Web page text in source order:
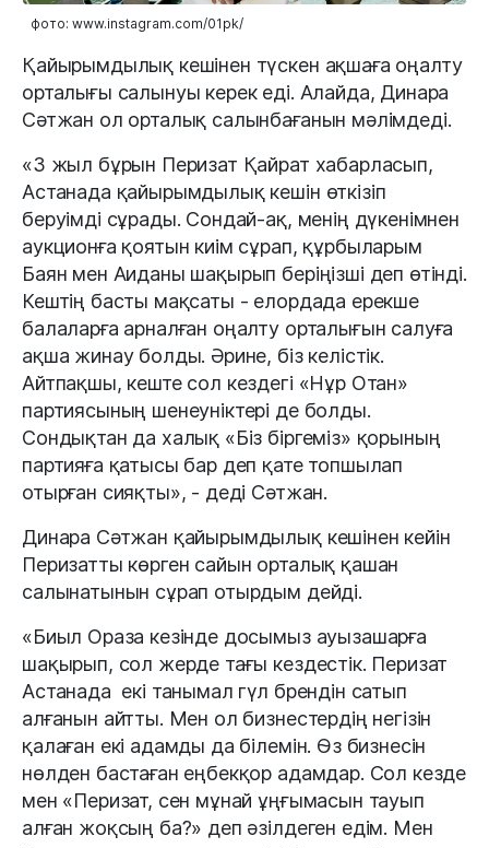
фото: www.instagram.com/01pk/
Қайырымдылық кешінен түскен ақшаға оңалту
орталығы салынуы керек еді. Алайда, Динара
Сәтжан ол орталық салынбағанын мәлімдеді.
«3 жыл бұрын Перизат Қайрат хабарласып,
Астанада қайырымдылық кешін өткізіп
беруімді сұрады. Сондай-ақ, менің дүкенімнен
аукционға қоятын киім сұрап, құрбыларым
Баян мен Аиданы шақырып беріңізші деп өтінді.
Кештің басты мақсаты - елордада ерекше
балаларға арналған оңалту орталығын салуға
ақша жинау болды. Әрине, біз келістік.
Айтпақшы, кеште сол кездегі «Нұр Отан»
партиясының шенеуніктері де болды.
Сондықтан да халық «Біз біргеміз» қорының
партияға қатысы бар деп қате топшылап
отырған сияқты», - деді Сәтжан.
Динара Сәтжан қайырымдылық кешінен кейін
Перизатты көрген сайын орталық қашан
салынатынын сұрап отырдым дейді.
«Биыл Ораза кезінде досымыз ауызашарға
шақырып, сол жерде тағы кездестік. Перизат
Астанада екі танымал гүл брендін сатып
алғанын айтты. Мен ол бизнестердің негізін
қалаған екі адамды да білемін. Өз бизнесін
нөлден бастаған еңбекқор адамдар. Сол кезде
мен «Перизат, сен мұнай ұңғымасын тауып
алған жоқсың ба?» деп әзілдеген едім. Мен